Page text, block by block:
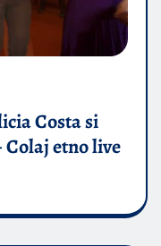
Costa si
etno live